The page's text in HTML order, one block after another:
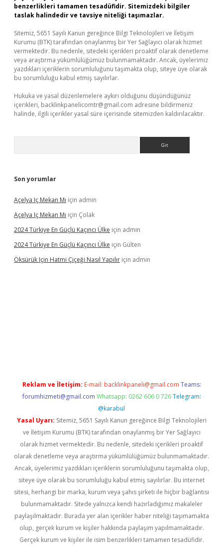
benzerlikleri tamamen tesadüfidir. Sitemizdeki bilgiler
taslak halindedir ve tavsiye niteliği taşımazlar.
Sitemiz, 5651 Sayılı Kanun gereğince Bilgi Teknolojileri ve İletişim
Kurumu (BTK) tarafından onaylanmış bir Yer Sağlayıcı olarak hizmet
vermektedir. Bu nedenle, sitedeki içerikleri proaktif olarak denetleme
veya araştırma yükümlülüğümüz bulunmamaktadır. Ancak, üyelerimiz
yazdıkları içeriklerin sorumluluğunu taşımakta olup, siteye üye olarak
bu sorumluluğu kabul etmiş sayılırlar.
Hukuka ve yasal düzenlemelere aykırı olduğunu düşündüğünüz
içerikleri, backlinkpanelicomtr@gmail.com adresine bildirmeniz
halinde, ilgili içerikler yasal süre içerisinde sitemizden kaldırılacaktır.
Son yorumlar
Açelya Iç Mekan Mı için admin
Açelya Iç Mekan Mı için Çolak
2024 Türkiye En Güçlü Kaçıncı Ülke için admin
2024 Türkiye En Güçlü Kaçıncı Ülke için Gülten
Öksürük Için Hatmi Çiçeği Nasıl Yapılır için admin
Reklam ve İletişim: E-mail: backlinkpaneli@gmail.com Teams:
forumhizmeti@gmail.com Whatsapp: 0262 606 0 726 Telegram:
@karabul
Yasal Uyarı: Sitemiz, 5651 Sayılı Kanun gereğince Bilgi Teknolojileri
ve İletişim Kurumu (BTK) tarafından onaylanmış bir Yer Sağlayıcı
olarak hizmet vermektedir. Bu nedenle, sitedeki içerikleri proaktif
olarak denetleme veya araştırma yükümlülüğümüz bulunmamaktadır.
Ancak, üyelerimiz yazdıkları içeriklerin sorumluluğunu taşımakta olup,
siteye üye olarak bu sorumluluğu kabul etmiş sayılırlar. Bu internet
sitesi, herhangi bir marka, kurum veya şahıs şirketi ile hiçbir bağlantısı
bulunmamaktadır. Sitede yalnızca kendi hazırladığımız makaleler
paylaşılmaktadır. Burada yer alan içerikler haber niteliği taşımamakta
olup, gerçek kurum ve kişiler hakkında paylaşım yapılmamaktadır.
Gerçek kurum ve kişiler ile isim benzerlikleri tamamen tesadüfidir.